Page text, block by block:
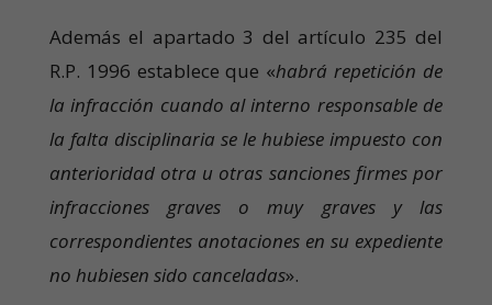
Además el apartado 3 del artículo 235 del
R.P. 1996 establece que «habrá repetición de
la infracción cuando al interno responsable de
la falta disciplinaria se le hubiese impuesto con
anterioridad otra u otras sanciones firmes por
infracciones graves o muy graves y las
correspondientes anotaciones en su expediente
no hubiesen sido canceladas».